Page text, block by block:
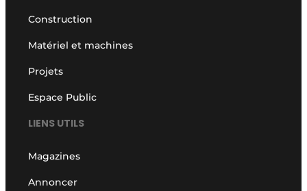
Construction
Matériel et machines
Projets
Espace Public
LIENS UTILS
Magazines
Annoncer